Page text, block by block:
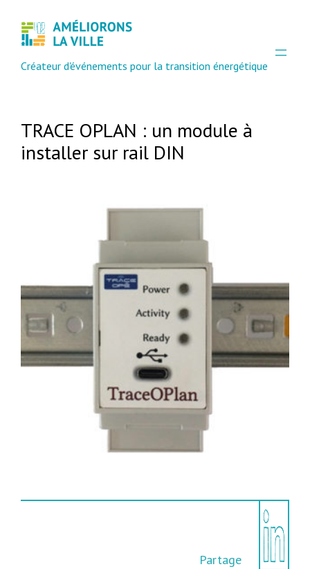
Créateur d'événements pour la transition énergétique
TRACE OPLAN : un module à
installer sur rail DIN
Partage